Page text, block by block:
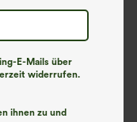
E-Mails über
widerrufen.
ihnen zu und